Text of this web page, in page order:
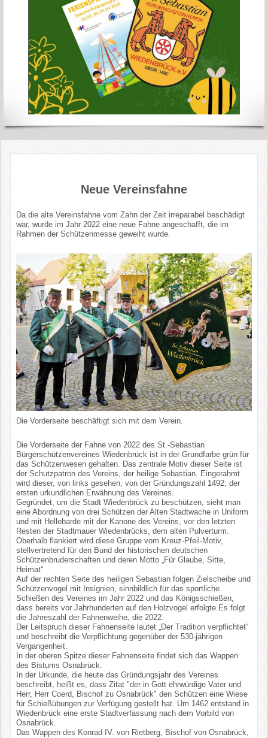
Rechtliches
Neue Vereinsfahne
Da die alte Vereinsfahne vom Zahn der Zeit irreparabel beschädigt
war, wurde im Jahr 2022 eine neue Fahne angeschafft, die im
Rahmen der Schützenmesse geweiht wurde.
Die Vorderseite beschäftigt sich mit dem Verein.
Die Vorderseite der Fahne von 2022 des St.-Sebastian
Bürgerschützenvereines Wiedenbrück ist in der Grundfarbe grün für
das Schützenwesen gehalten. Das zentrale Motiv dieser Seite ist
der Schutzpatron des Vereins, der heilige Sebastian. Eingerahmt
wird dieser, von links gesehen, von der Gründungszahl 1492, der
ersten urkundlichen Erwähnung des Vereines.
Gegründet, um die Stadt Wiedenbrück zu beschützen, sieht man
eine Abordnung von drei Schützen der Alten Stadtwache in Uniform
und mit Hellebarde mit der Kanone des Vereins, vor den letzten
Resten der Stadtmauer Wiedenbrücks, dem alten Pulverturm.
Oberhalb flankiert wird diese Gruppe vom Kreuz-Pfeil-Motiv,
stellvertretend für den Bund der historischen deutschen
Schützenbruderschaften und deren Motto „Für Glaube, Sitte,
Heimat“
Auf der rechten Seite des heiligen Sebastian folgen Zielscheibe und
Schützenvogel mit Insignien, sinnbildlich für das sportliche
Schießen des Vereines im Jahr 2022 und das Königsschießen,
dass bereits vor Jahrhunderten auf den Holzvogel erfolgte.Es folgt
die Jahreszahl der Fahnenweihe, die 2022.
Der Leitspruch dieser Fahnenseite lautet „Der Tradition verpflichtet“
und beschreibt die Verpflichtung gegenüber der 530-jährigen
Vergangenheit.
In der oberen Spitze dieser Fahnenseite findet sich das Wappen
des Bistums Osnabrück.
In der Urkunde, die heute das Gründungsjahr des Vereines
beschreibt, heißt es, dass Zitat "der in Gott ehrwürdige Vater und
Herr, Herr Coerd, Bischof zu Osnabrück" den Schützen eine Wiese
für Schießübungen zur Verfügung gestellt hat. Um 1462 entstand in
Wiedenbrück eine erste Stadtverfassung nach dem Vorbild von
Osnabrück.
Das Wappen des Konrad IV. von Rietberg, Bischof von Osnabrück,